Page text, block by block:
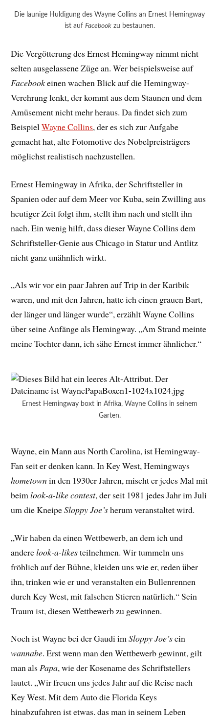
Die launige Huldigung des Wayne Collins an Ernest Hemingway
ist auf Facebookzu bestaunen.
Die Vergötterung des Ernest Hemingway nimmt nicht
selten ausgelassene Züge an. Wer beispielsweise auf
Facebookeinen wachen Blick auf die Hemingway-
Verehrung lenkt, der kommt aus dem Staunen und dem
Amüsement nicht mehr heraus. Da findet sich zum
BeispielWayne Collins, der es sich zur Aufgabe
gemacht hat, alte Fotomotive des Nobelpreisträgers
möglichst realistisch nachzustellen.
Ernest Hemingway in Afrika, der Schriftsteller in
Spanien oder auf dem Meer vor Kuba, sein Zwilling aus
heutiger Zeit folgt ihm, stellt ihm nach und stellt ihn
nach. Ein wenig hilft, dass dieser Wayne Collins dem
Schriftsteller-Genie aus Chicago in Statur und Antlitz
nicht ganz unähnlich wirkt.
„Als wir vor ein paar Jahren auf Trip in der Karibik
waren, und mit den Jahren, hatte ich einen grauen Bart,
der länger und länger wurde“, erzählt Wayne Collins
über seine Anfänge als Hemingway. „Am Strand meinte
meine Tochter dann, ich sähe Ernest immer ähnlicher.“
Ernest Hemingway boxt in Afrika, Wayne Collins in seinem
Garten.
Wayne, ein Mann aus North Carolina, ist Hemingway-
Fan seit er denken kann. In Key West, Hemingways
hometownin den 1930er Jahren, mischt er jedes Mal mit
beimlook-a-like contest, der seit 1981 jedes Jahr im Juli
um die KneipeSloppy Joe’sherum veranstaltet wird.
„Wir haben da einen Wettbewerb, an dem ich und
anderelook-a-likesteilnehmen. Wir tummeln uns
fröhlich auf der Bühne, kleiden uns wie er, reden über
ihn, trinken wie er und veranstalten ein Bullenrennen
durch Key West, mit falschen Stieren natürlich.“ Sein
Traum ist, diesen Wettbewerb zu gewinnen.
Noch ist Wayne bei der Gaudi imSloppy Joe’sein
wannabe. Erst wenn man den Wettbewerb gewinnt, gilt
man alsPapa, wie der Kosename des Schriftstellers
lautet. „Wir freuen uns jedes Jahr auf die Reise nach
Key West. Mit dem Auto die Florida Keys
hinabzufahren ist etwas, das man in seinem Leben